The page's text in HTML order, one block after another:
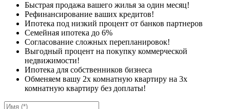
Быстрая продажа вашего жилья за один месяц!
Рефинансирование ваших кредитов!
Ипотека под низкий процент от банков партнеров
Семейная ипотека до 6%
Согласование сложных перепланировок!
Выгодный процент на покупку коммерческой
недвижимости!
Ипотека для собственников бизнеса
Обменяем вашу 2х комнатную квартиру на 3х
комнатную квартиру без доплаты!